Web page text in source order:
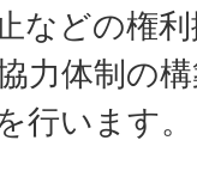
などの権
力体制の
行います。